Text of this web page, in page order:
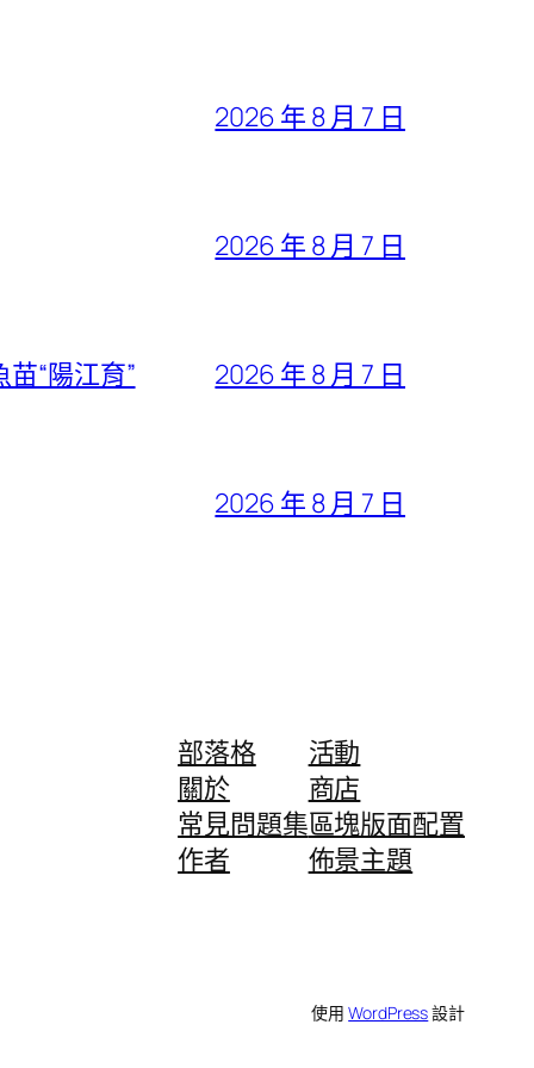
2026 年 8 月 7 日
2026 年 8 月 7 日
“陽江育” 2026 年 8 月 7 日
2026 年 8 月 7 日
部落格
關於
常見問題集
作者
活動
商店
區塊版面配置
佈景主題
使用WordPress設計